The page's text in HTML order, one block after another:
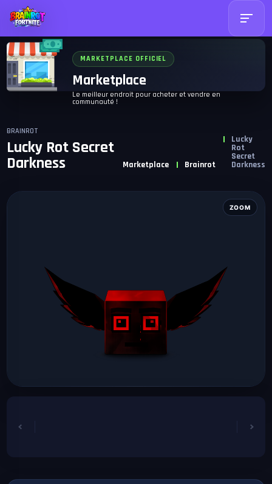
MARKETPLACE OFFICIEL
Marketplace
Le meilleur endroit pour acheter et vendre en
communauté !
BRAINROT
Lucky Rot Secret
Darkness Marketplace Brainrot
Lucky
Rot
Secret
Darkness